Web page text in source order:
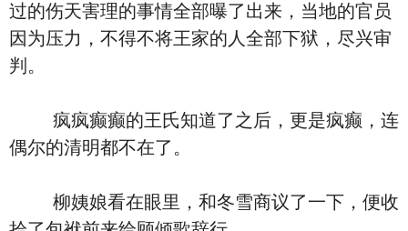
过的伤天害理的事情全部曝了出来，当地的官员
因为压力，不得不将王家的人全部下狱，尽兴审
判。
疯疯癫癫的王氏知道了之后，更是疯癫，连
偶尔的清明都不在了。
柳姨娘看在眼里，和冬雪商议了一下，便收